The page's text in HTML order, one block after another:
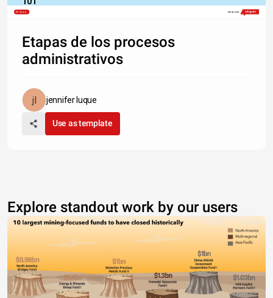
Share Made with
Etapas de los procesos
administrativos
jennifer luque
Use as template
Explore standout work by our users